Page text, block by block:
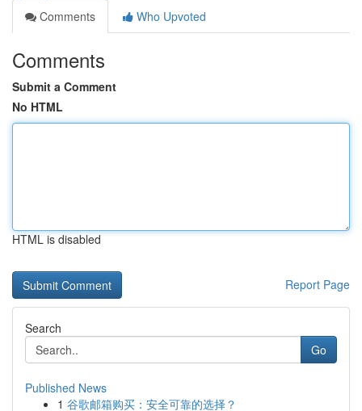
Comments
Who Upvoted
Comments
Submit a Comment
No HTML
HTML is disabled
Report Page
Search
Go
Published News
1 谷歌邮箱购买：安全可靠的选择？